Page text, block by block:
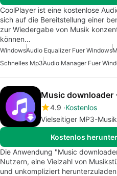
CoolPlayer ist eine kostenlose
sich auf die Bereitstellung einer
zur Wiedergabe von Musik
können…
WindowsAudio Equalizer Fuer Windows
Schnelles Mp3Audio Manager Fuer
Music downloader
4.9 Kostenlos
Vielseitiger MP3-
Kostenlos
Die Anwendung "Music
Nutzern, eine Vielzahl von
und unkompliziert